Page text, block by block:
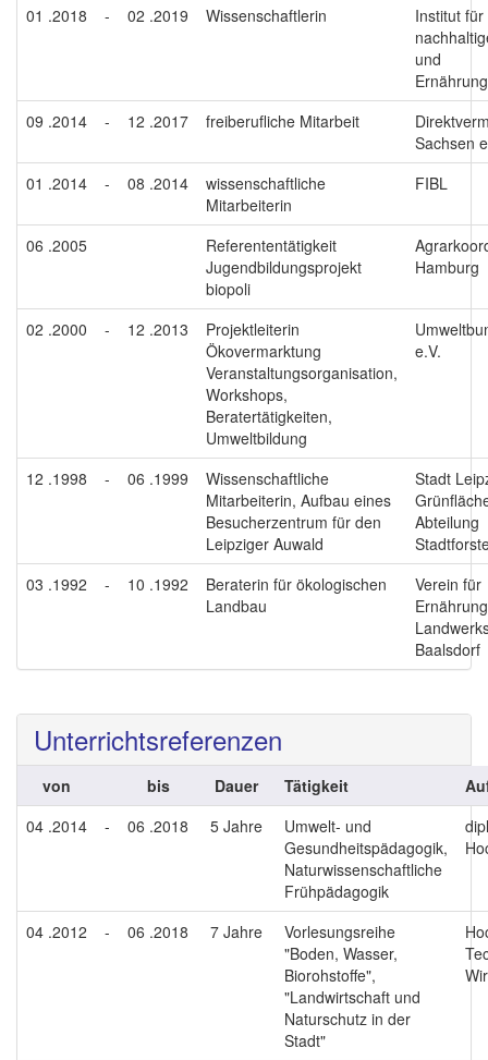
01 .2018
- 02 .2019 Wissenschaftlerin
Institut für
und
09 .2014
- 12 .2017 freiberufliche Mitarbeit
Sachsen
01 .2014
- 08 .2014
wissenschaftliche
Mitarbeiterin
FIBL
06 .2005
Referententätigkeit
Jugendbildungsprojekt
biopoli
Hamburg
02 .2000 - 12 .2013
Projektleiterin
Ökovermarktung
Veranstaltungsorganisation,
Workshops,
Beratertätigkeiten,
Umweltbildung
e.V.
12 .1998 - 06 .1999
Wissenschaftliche
Mitarbeiterin, Aufbau eines
Besucherzentrum für den
Leipziger Auwald
Stadt
Abteilung
03 .1992
- 10 .1992
Beraterin für ökologischen
Landbau
Verein für
Baalsdorf
Unterrichtsreferenzen
von bis Dauer Tätigkeit
04 .2014
- 06 .2018 5 Jahre
Umwelt- und
Gesundheitspädagogik,
Naturwissenschaftliche
Frühpädagogik
04 .2012 - 06 .2018 7 Jahre
Vorlesungsreihe
"Boden, Wasser,
Biorohstoffe",
"Landwirtschaft und
Naturschutz in der
Stadt"